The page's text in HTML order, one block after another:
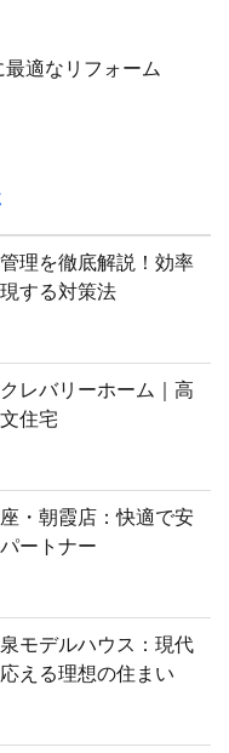
適なリフォーム
理を徹底解説！効率
する対策法
レバリーホーム｜高
住宅
・朝霞店：快適で安
ートナー
モデルハウス：現代
える理想の住まい